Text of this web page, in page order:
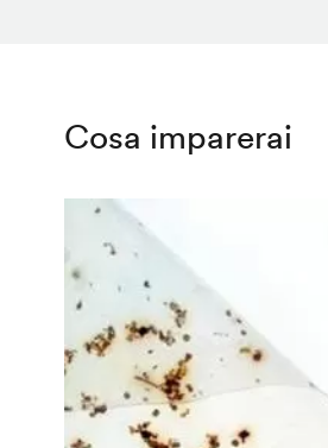
Cosa imparerai